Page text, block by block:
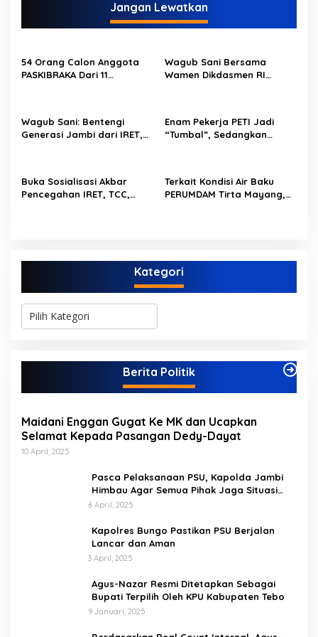
i
p
s
Jangan Lewatkan
54 Orang Calon Anggota
PASKIBRAKA Dari 11
Wagub Sani Bersama
Wamen Dikdasmen RI
Pendidikan di Jambi
Wagub Sani: Bentengi
Generasi Jambi dari IRET,
Enam Pekerja PETI Jadi
“Tumbal”, Sedangkan
Buka Sosialisasi Akbar
Pencegahan IRET, TCC,
Terkait Kondisi Air Baku
PERUMDAM Tirta Mayang,
Kategori
K
g
Berita Politik
Maidani Enggan Gugat Ke MK dan Ucapkan
Selamat Kepada Pasangan Dedy-Dayat
10 April, 2025
Pasca Pelaksanaan PSU, Kapolda Jambi
Himbau Agar Semua Pihak Jaga Situasi
Kamtibmas
6 April, 2025
Kapolres Bungo Pastikan PSU Berjalan
Lancar dan Aman
3 April, 2025
Agus-Nazar Resmi Ditetapkan Sebagai
Bupati Terpilih Oleh KPU Kabupaten Tebo
9 Januari, 2025